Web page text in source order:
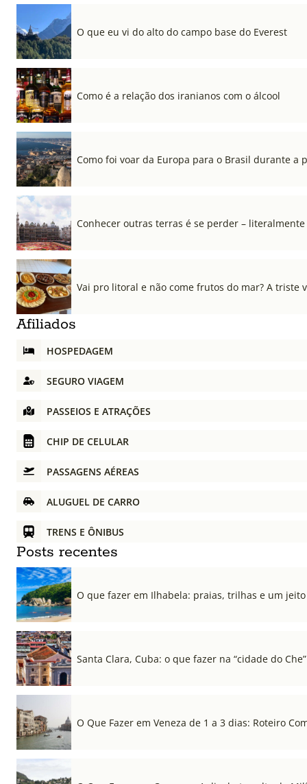
O que eu vi do alto do campo base do Everest
Como é a relação dos iranianos com o álcool
Como foi voar da Europa para o Brasil durante a
Conhecer outras terras é se perder – literalmente
Vai pro litoral e não come frutos do mar? A triste
Afiliados
HOSPEDAGEM
SEGURO VIAGEM
PASSEIOS E ATRAÇÕES
CHIP DE CELULAR
PASSAGENS AÉREAS
ALUGUEL DE CARRO
TRENS E ÔNIBUS
Posts recentes
O que fazer em Ilhabela: praias, trilhas e um
Santa Clara, Cuba: o que fazer na “cidade do Che”
O Que Fazer em Veneza de 1 a 3 dias: Roteiro